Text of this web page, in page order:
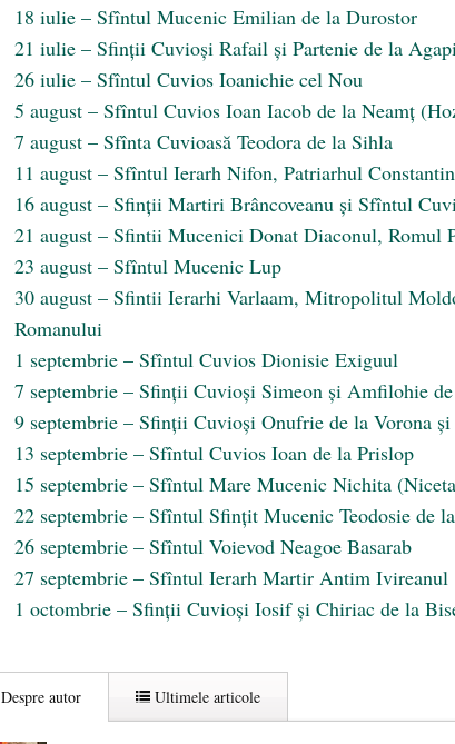
18 iulie – Sfîntul Mucenic Emilian de la Durostor
21 iulie – Sfinții Cuvioși Rafail și Partenie de la
26 iulie – Sfîntul Cuvios Ioanichie cel Nou
5 august – Sfîntul Cuvios Ioan Iacob de la Neamţ
7 august – Sfînta Cuvioasă Teodora de la Sihla
11 august – Sfîntul Ierarh Nifon, Patriarhul
16 august – Sfinții Martiri Brâncoveanu și Sfîntul
21 august – Sfintii Mucenici Donat Diaconul, Romul
23 august – Sfîntul Mucenic Lup
30 august – Sfintii Ierarhi Varlaam, Mitropolitul
Romanului
1 septembrie – Sfîntul Cuvios Dionisie Exiguul
7 septembrie – Sfinții Cuvioși Simeon și Amfilohie
9 septembrie – Sfinții Cuvioși Onufrie de la Vorona
13 septembrie – Sfîntul Cuvios Ioan de la Prislop
15 septembrie – Sfîntul Mare Mucenic Nichita
22 septembrie – Sfîntul Sfințit Mucenic Teodosie de
26 septembrie – Sfîntul Voievod Neagoe Basarab
27 septembrie – Sfîntul Ierarh Martir Antim Ivireanul
1 octombrie – Sfinții Cuvioși Iosif și Chiriac de la
Despre autor Ultimele articole